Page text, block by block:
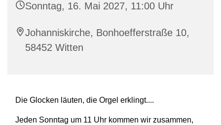
Sonntag, 16. Mai 2027, 11:00 Uhr
Johanniskirche, Bonhoefferstraße 10,
58452 Witten
Die Glocken läuten, die Orgel erklingt....
Jeden Sonntag um 11 Uhr kommen wir zusammen,